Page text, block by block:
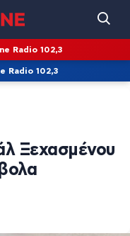
Radio 102,3
Radio 102,3
Ξεχασμένου